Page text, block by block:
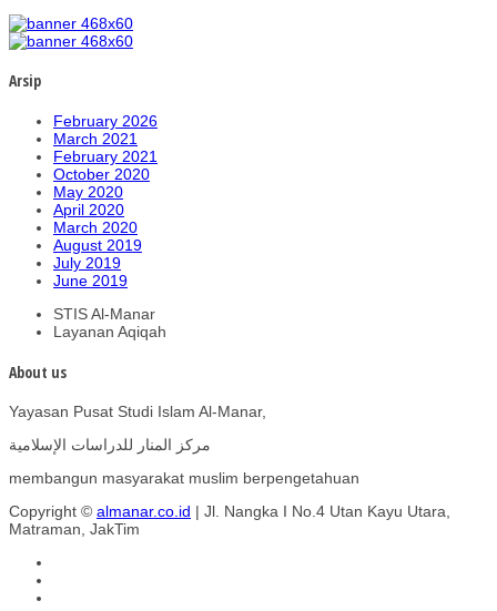
Arsip
February 2026
March 2021
February 2021
October 2020
May 2020
April 2020
March 2020
August 2019
July 2019
June 2019
STIS Al-Manar
Layanan Aqiqah
About us
Yayasan Pusat Studi Islam Al-Manar,
مركز المنار للدراسات الإسلامية
membangun masyarakat muslim berpengetahuan
Copyright © almanar.co.id | Jl. Nangka I No.4 Utan Kayu Utara,
Matraman, JakTim